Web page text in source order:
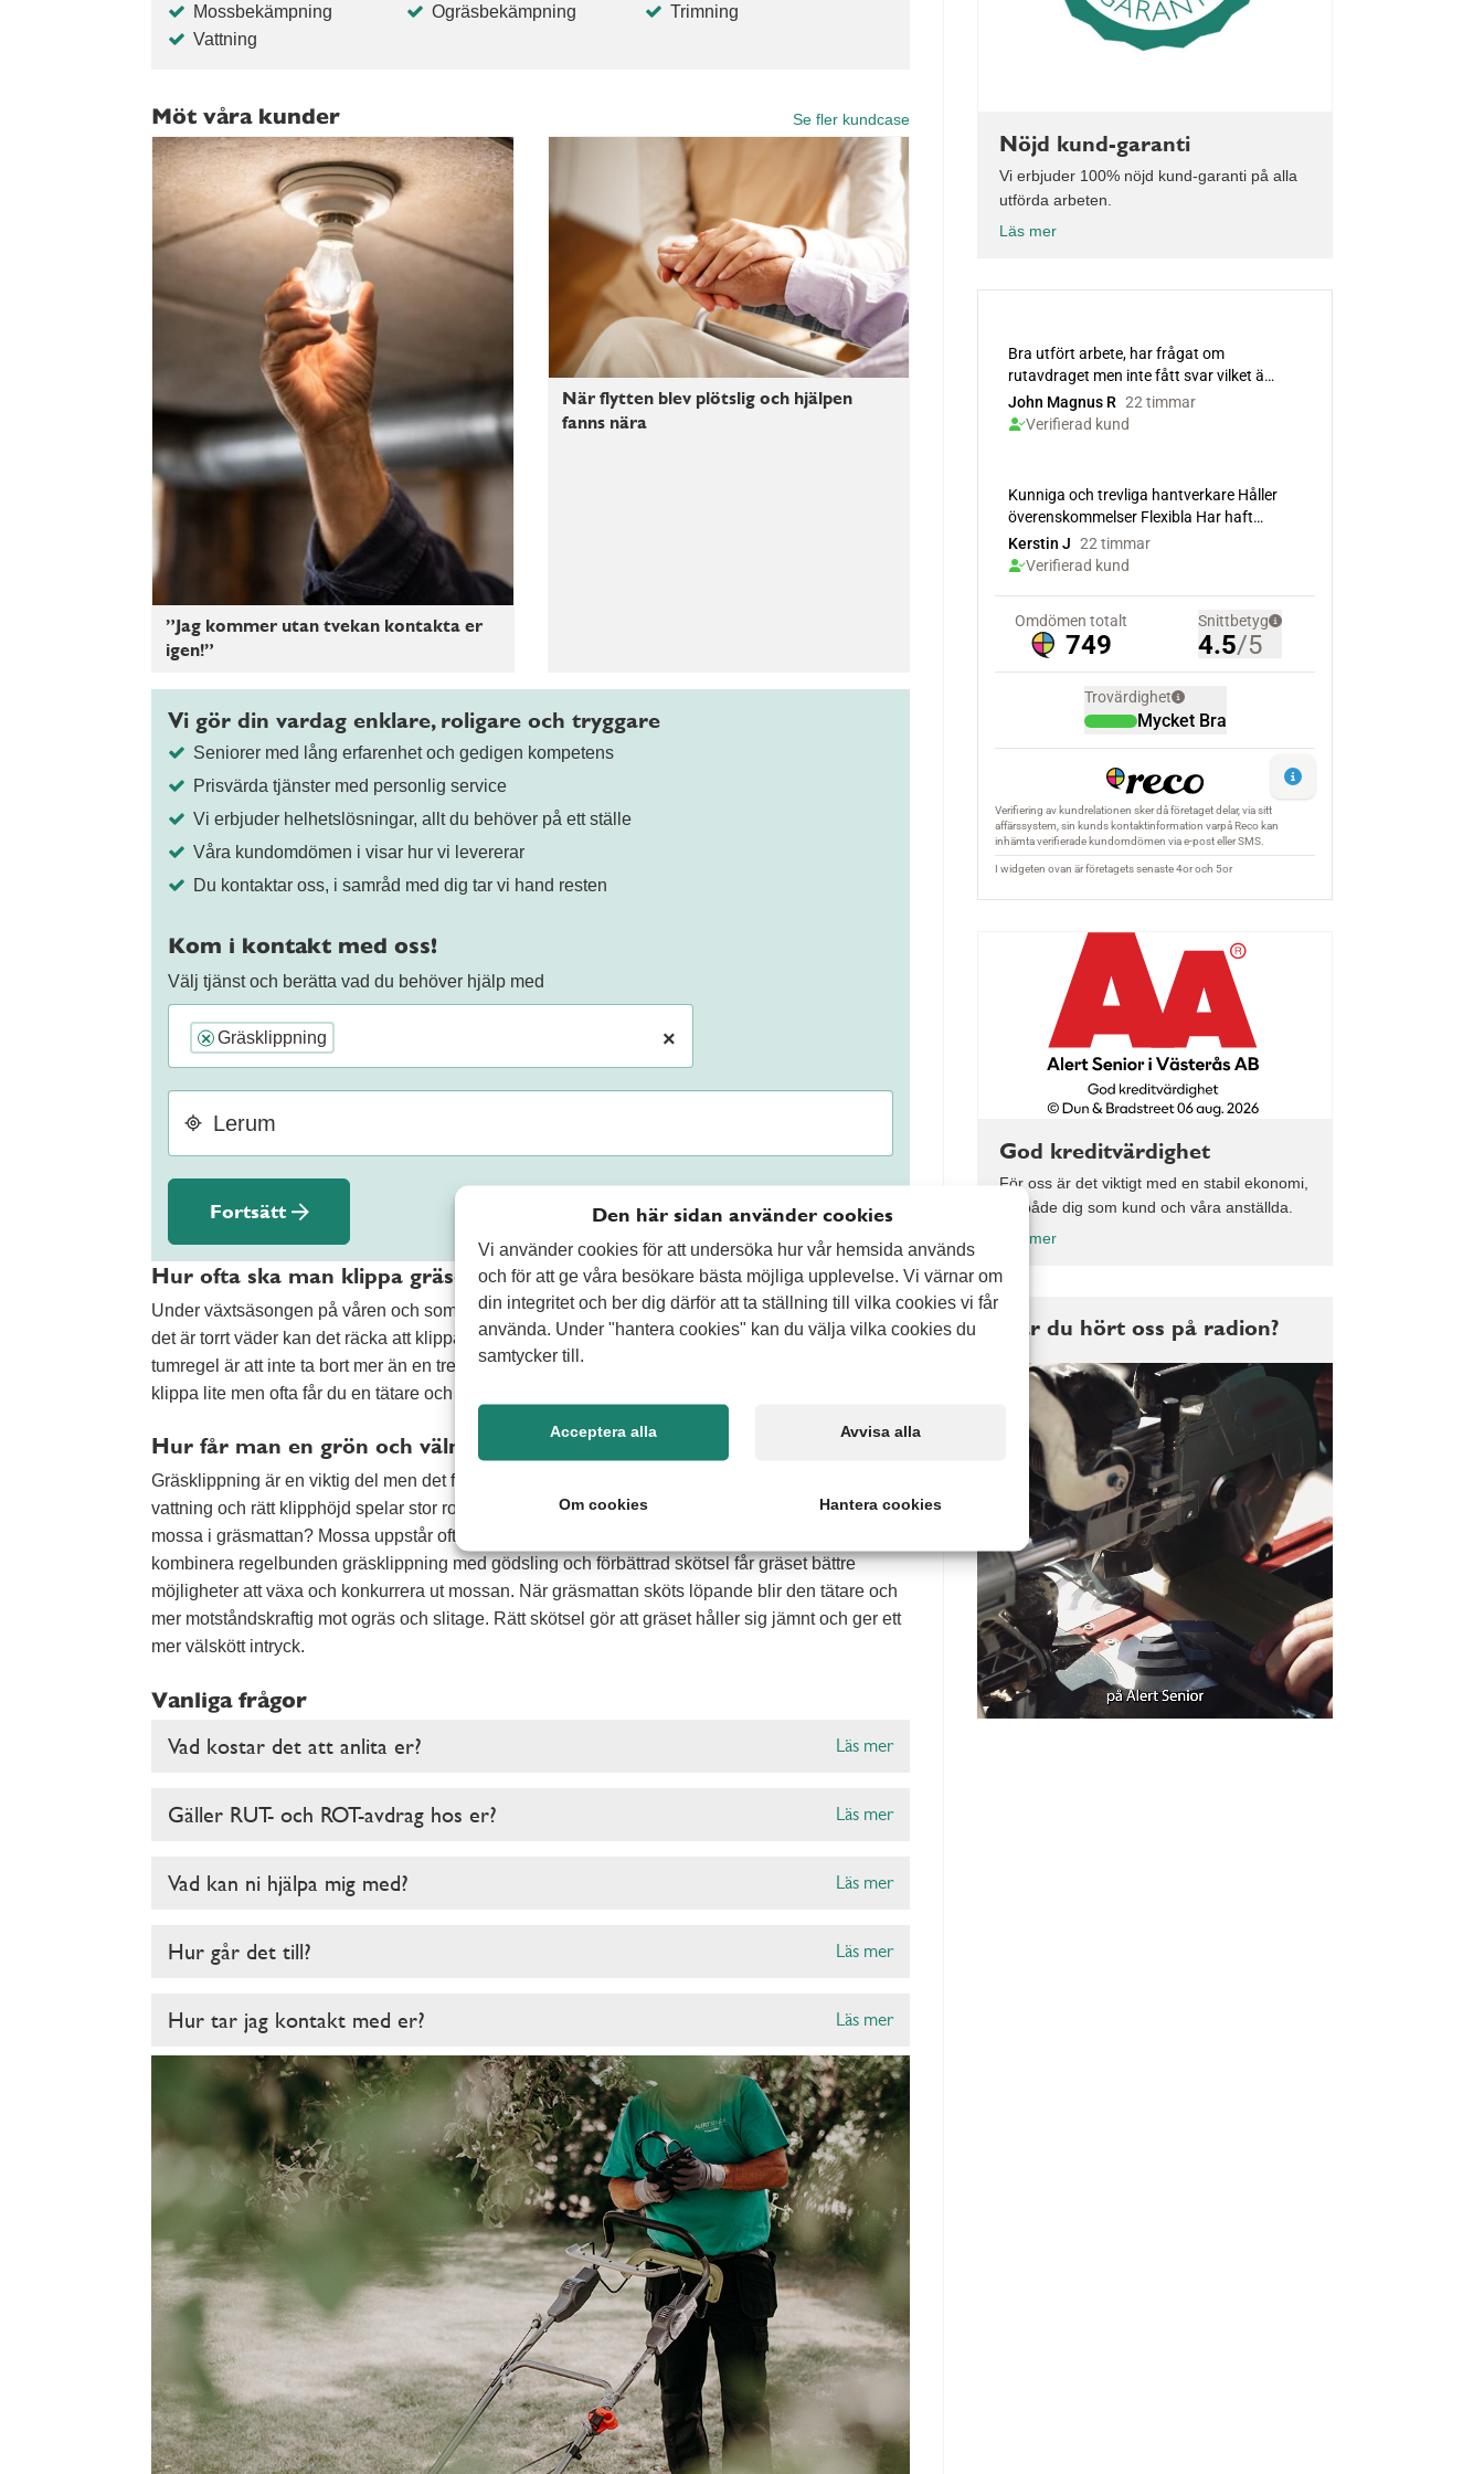
Mossbekämpning Ogräsbekämpning
Trimning
Vattning
Möt våra kunder Se fler kundcase
”Jag kommer utan tvekan kontakta er
igen!”
När flytten blev plötslig och hjälpen
fanns nära
Vi gör din vardag enklare, roligare och tryggare
Seniorer med lång erfarenhet och gedigen kompetens
Prisvärda tjänster med personlig service
Vi erbjuder helhetslösningar, allt du behöver på ett ställe
Våra kundomdömen i visar hur vi levererar
Du kontaktar oss, i samråd med dig tar vi hand resten
Kom i kontakt med oss!
Välj tjänst och berätta vad du behöver hjälp med
×
× Gräsklippning
Fortsätt
Hur ofta ska man klippa gräset
Under växtsäsongen på våren och sommaren behöver gräset oftast klippas en gång i veckan. Om
det är torrt väder kan det räcka att klippa mer sällan eftersom gräset växer långsammare. En bra
tumregel är att inte ta bort mer än en tredjedel av gräsets höjd vid varje klippning. Genom att
klippa lite men ofta får du en tätare och mer slitstark gräsmatta som håller sig grön längre.
Hur får man en grön och välmående gräsmatta
Gräsklippning är en viktig del men det finns fler faktorer som påverkar resultatet. Gödsling,
vattning och rätt klipphöjd spelar stor roll för hur gräset mår och utvecklas. Hur blir man av med
mossa i gräsmattan? Mossa uppstår ofta när gräset inte får rätt förutsättningar. Genom att
kombinera regelbunden gräsklippning med gödsling och förbättrad skötsel får gräset bättre
möjligheter att växa och konkurrera ut mossan. När gräsmattan sköts löpande blir den tätare och
mer motståndskraftig mot ogräs och slitage. Rätt skötsel gör att gräset håller sig jämnt och ger ett
mer välskött intryck.
Vanliga frågor
Vad kostar det att anlita er? Läs mer
Gäller RUT- och ROT-avdrag hos er? Läs mer
Vad kan ni hjälpa mig med? Läs mer
Hur går det till? Läs mer
Hur tar jag kontakt med er? Läs mer
Nöjd kund-garanti
Vi erbjuder 100% nöjd kund-garanti på alla
utförda arbeten.
Läs mer
God kreditvärdighet
För oss är det viktigt med en stabil ekonomi,
för både dig som kund och våra anställda.
Läs mer
Har du hört oss på radion?
Den här sidan använder cookies
Vi använder cookies för att undersöka hur vår hemsida används
och för att ge våra besökare bästa möjliga upplevelse. Vi värnar om
din integritet och ber dig därför att ta ställning till vilka cookies vi får
använda. Under "hantera cookies" kan du välja vilka cookies du
samtycker till.
Acceptera alla Avvisa alla
Om cookies Hantera cookies